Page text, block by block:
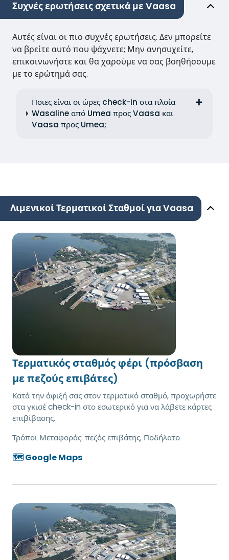
Συχνές ερωτήσεις σχετικά με Vaasa
Αυτές είναι οι πιο συχνές ερωτήσεις. Δεν μπορείτε
να βρείτε αυτό που ψάχνετε; Μην ανησυχείτε,
επικοινωνήστε και θα χαρούμε να σας βοηθήσουμε
με το ερώτημά σας.
Ποιες είναι οι ώρες check-in στα πλοία
Wasaline από Umea προς Vaasa και
Vaasa προς Umea;
Λιμενικοί Τερματικοί Σταθμοί για Vaasa
Τερματικός σταθμός φέρι (πρόσβαση
με πεζούς επιβάτες)
Κατά την άφιξή σας στον τερματικό σταθμό, προχωρήστε
στα γκισέ check-in στο εσωτερικό για να λάβετε κάρτες
επιβίβασης.
Τρόποι Μεταφοράς: πεζός επιβάτης, Ποδήλατο
🗺️ Google Maps